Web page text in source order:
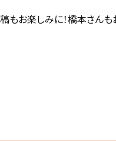
お楽しみに！橋本さんも